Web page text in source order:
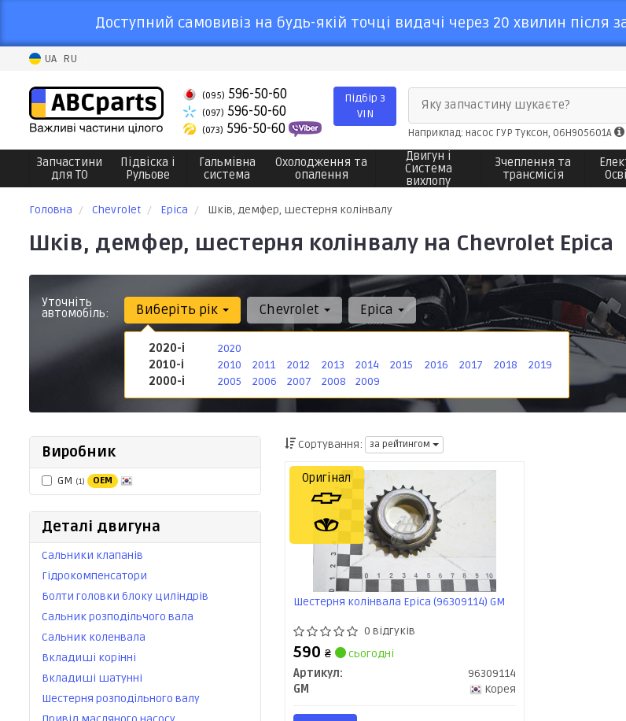
Доступний самовивіз на будь-якій точці видачі через 20 хвилин після
UA RU
(095) 596-50-60
(097) 596-50-60
(073) 596-50-60
Підбір з
VIN
Яку запчастину шукаєте?
Наприклад: насос ГУР Туксон, 06H905601A
Запчастини
для ТО
Підвіска і
Рульове
Гальмівна
система
Охолодження та
опалення
Двигун і
Система
вихлопу
Зчеплення та
трансмісія
Головна Chevrolet Epica Шків, демфер, шестерня колінвалу
Шків, демфер, шестерня колінвалу на Chevrolet Epica
Уточніть
автомобіль: Виберіть рік
2020-і
2020
2010-і
2010 2011 2012 2013 2014 2015 2016 2017 2018
2019
2000-і
2005 2006 2007 2008 2009
Chevrolet Epica
Виробник
GM (1) OEM
Деталі двигуна
Сальники клапанів
Гідрокомпенсатори
Болти головки блоку циліндрів
Сальник розподільчого вала
Сальник коленвала
Вкладиші корінні
Вкладиші шатунні
Шестерня розподільного валу
Сортування: за рейтингом
Шестерня колінвала Epica (96309114) GM
0 відгуків
590 ₴
сьогодні
Артикул:
96309114
GM
Корея
Оригінал